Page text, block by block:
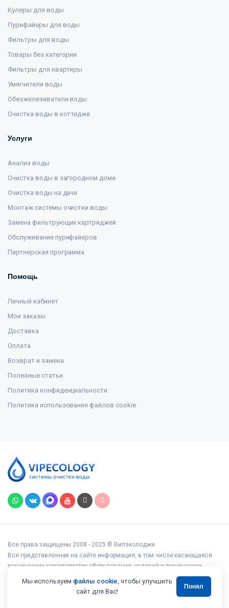
Кулеры для воды
Пурифайеры для воды
Фильтры для воды
Товары без категории
Фильтры для квартиры
Умягчители воды
Обезжелезиватели воды
Очистка воды в коттедже
Услуги
Анализ воды
Очистка воды в загородном доме
Очистка воды на даче
Монтаж системы очистки воды
Замена фильтрующих картриджей
Обслуживание пурифайеров
Партнерская программа
Помощь
Личный кабинет
Мои заказы
Доставка
Оплата
Возврат и замена
Полезные статьи
Политика конфиденциальности
Политика использования файлов cookie
Все права защищены 2008 - 2025 © Випэколоджи
Вся представленная на сайте информация, в том числе касающаяся
технических характеристик оборудования, условий и технических
возможностей подключения, наличия на складе, стоимости товаров и
услуг, носит информационный характер и ни при каких условиях не
является публичной офертой, определяемой положениями статьи 437
Мы используем файлы cookie, чтобы улучшить
сайт для Вас!
Понял